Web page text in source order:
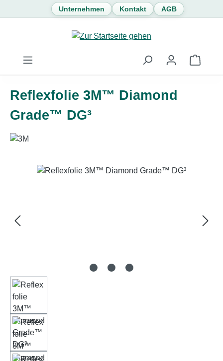
Zum Hauptinhalt springen
Unternehmen Kontakt AGB
Reflexfolie 3M™ Diamond
Grade™ DG³
Bildergalerie überspringen